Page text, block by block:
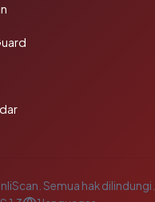
Semua hak dilindungi.